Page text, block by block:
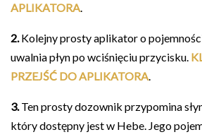
APLIKATORA.
2.Kolejny prosty aplikator o
uwalnia płyn po wciśnięciu przycisku.
PRZEJŚĆ DO APLIKATORA.
3.Ten prosty dozownik przypomina
który dostępny jest w Hebe. Jego